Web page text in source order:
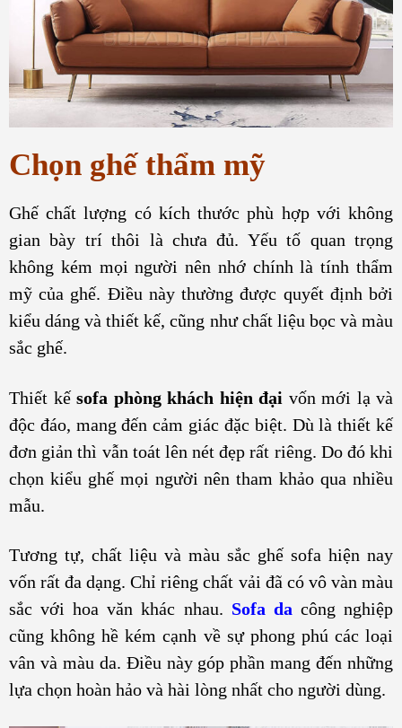
Chọn ghế thẩm mỹ
Ghế chất lượng có kích thước phù hợp với không
gian bày trí thôi là chưa đủ. Yếu tố quan trọng
không kém mọi người nên nhớ chính là tính thẩm
mỹ của ghế. Điều này thường được quyết định bởi
kiểu dáng và thiết kế, cũng như chất liệu bọc và màu
sắc ghế.
Thiết kế sofa phòng khách hiện đại vốn mới lạ và
độc đáo, mang đến cảm giác đặc biệt. Dù là thiết kế
đơn giản thì vẫn toát lên nét đẹp rất riêng. Do đó khi
chọn kiểu ghế mọi người nên tham khảo qua nhiều
mẫu.
Tương tự, chất liệu và màu sắc ghế sofa hiện nay
vốn rất đa dạng. Chỉ riêng chất vải đã có vô vàn màu
sắc với hoa văn khác nhau. Sofa da công nghiệp
cũng không hề kém cạnh về sự phong phú các loại
vân và màu da. Điều này góp phần mang đến những
lựa chọn hoàn hảo và hài lòng nhất cho người dùng.